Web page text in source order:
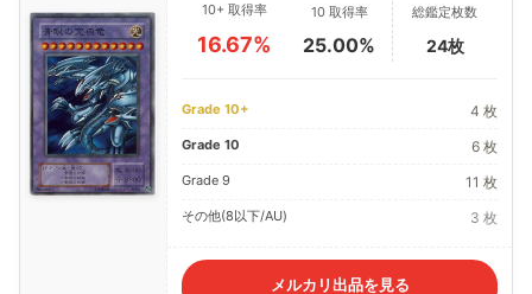
10+ 取得率
16.67%
10 取得率
25.00%
総鑑定枚数
24枚
Grade 10+ 4 枚
Grade 10 6 枚
Grade 9 11 枚
その他(8以下/AU) 3 枚
メルカリ出品を見る